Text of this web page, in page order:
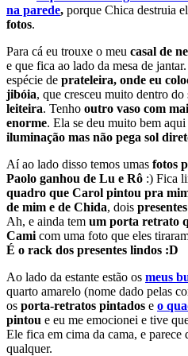
na parede, porque Chica destruia
fotos.
Para cá eu trouxe o meu casal de
e que fica ao lado da mesa de
espécie de prateleira, onde eu
jibóia, que cresceu muito dentro do
leiteira. Tenho outro vaso com
enorme. Ela se deu muito bem
iluminação mas não pega sol
Aí ao lado disso temos umas fotos
Paolo ganhou de Lu e Rô :) Fica
quadro que Carol pintou pra
de mim e de Chida, dois
Ah, e ainda tem um porta retrato
Cami com uma foto que eles
É o rack dos presentes lindos :D
Ao lado da estante estão os meus
quarto amarelo (nome dado pelas
os porta-retratos pintados e o
pintou e eu me emocionei e tive
Ele fica em cima da cama, e parece
qualquer.